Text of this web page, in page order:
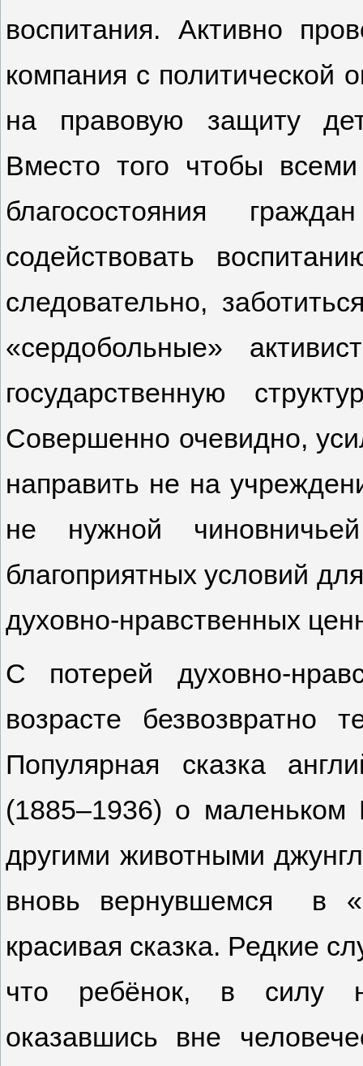
воспитания. Активно
компания с политической
на правовую защиту
Вместо того чтобы
благосостояния
содействовать
следовательно,
«сердобольные»
государственную
Совершенно очевидно,
направить не на
не нужной
благоприятных условий
духовно-нравственных
С потерей духовно-
возрасте безвозвратно
Популярная сказка
(1885–1936) о маленьком
другими животными
вновь вернувшемся в
красивая сказка. Редкие
что ребёнок, в силу
оказавшись вне